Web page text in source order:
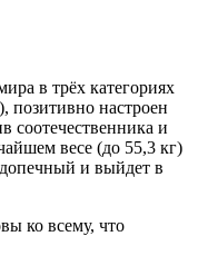
в трёх категориях
позитивно настроен
соотечественника и
весе (до 55,3 кг)
и выйдет в
ко всему, что